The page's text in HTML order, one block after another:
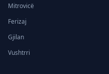
Mitrovicë
Ferizaj
Gjilan
Vushtrri